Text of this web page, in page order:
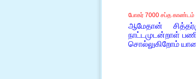
போகர் 7000 சப்த காண்டம்
ஆமேதான்
நாட்டமுடன்றாள்
சொல்லுகிறோம்